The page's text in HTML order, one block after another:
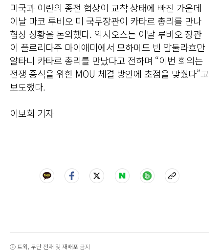
미국과 이란의 종전 협상이 교착 상태에 빠진 가운데
이날 마코 루비오 미 국무장관이 카타르 총리를 만나
협상 상황을 논의했다. 악시오스는 이날 루비오 장관
이 플로리다주 마이애미에서 모하메드 빈 압둘라흐만
알타니 카타르 총리를 만났다고 전하며 “이번 회의는
전쟁 종식을 위한 MOU 체결 방안에 초점을 맞췄다”고
보도했다.
이보희 기자
ⓒ 트윅, 무단 전재 및 재배포 금지